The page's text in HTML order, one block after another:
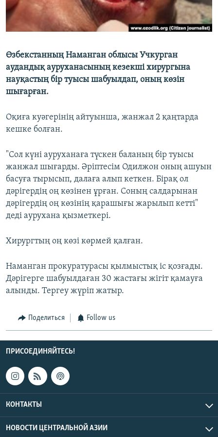
Өзбекстанның Наманган облысы Учкурган
аудандық ауруханасының кезекші хирургына
науқастың бір туысы шабуылдап, оның көзін
шығарған.
Оқиға куәгерінің айтуынша, жанжал 2 қаңтарда
кешке болған.
"Сол күні ауруханаға түскен баланың бір туысы
жанжал шығарды. Әріптесім Одилжон оның ашуын
басуға тырысып, далаға алып кеткен. Бірақ ол
дәрігердің оң көзінен ұрған. Соның салдарынан
дәрігердің оң көзінің қарашығы жарылып кетті"
деді аурухана қызметкері.
Хирургтың оң көзі көрмей қалған.
Наманган прокуратурасы қылмыстық іс қозғады.
Дәрігерге шабуылдаған 30 жастағы жігіт қамауға
алынды. Тергеу жүріп жатыр.
Поделиться Follow us
ПРИСОЕДИНЯЙТЕСЬ!
КОНТАКТЫ
НОВОСТИ ЦЕНТРАЛЬНОЙ АЗИИ